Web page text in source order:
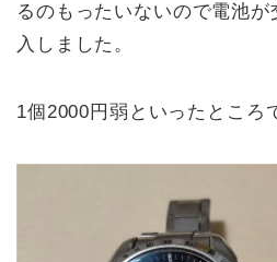
るのもったいないので電池
入しました。
1個2000円弱といったところ